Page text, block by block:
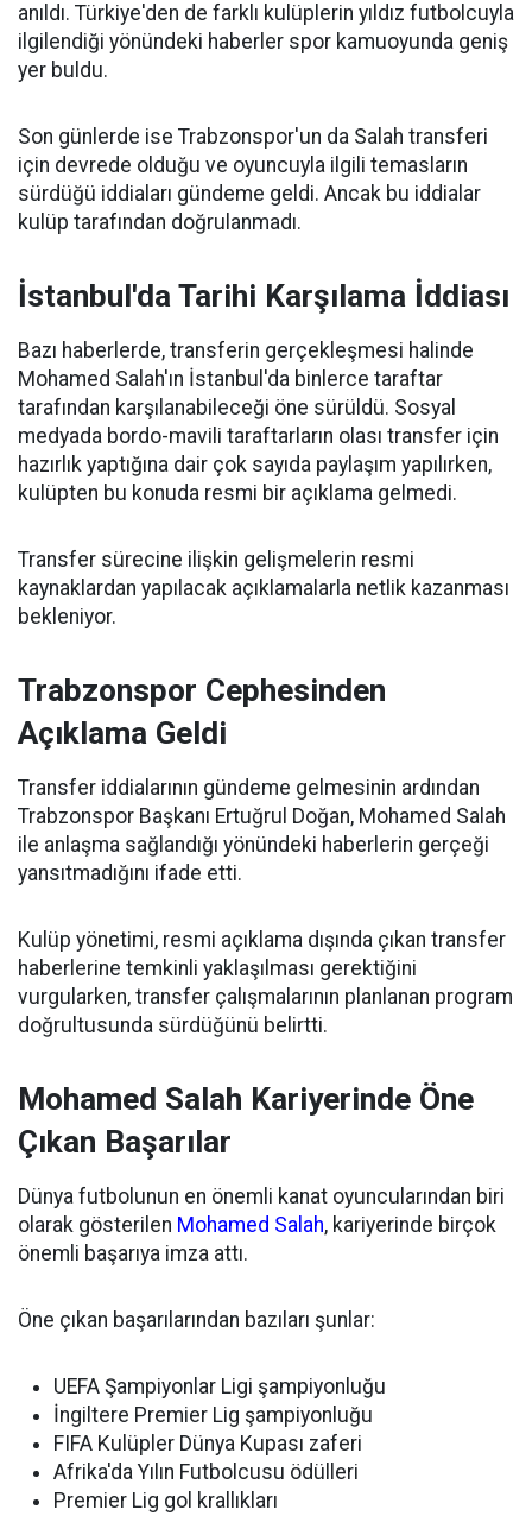
anıldı. Türkiye'den de farklı kulüplerin yıldız futbolcuyla
ilgilendiği yönündeki haberler spor kamuoyunda geniş
yer buldu.
Son günlerde ise Trabzonspor'un da Salah transferi
için devrede olduğu ve oyuncuyla ilgili temasların
sürdüğü iddiaları gündeme geldi. Ancak bu iddialar
kulüp tarafından doğrulanmadı.
İstanbul'da Tarihi Karşılama İddiası
Bazı haberlerde, transferin gerçekleşmesi halinde
Mohamed Salah'ın İstanbul'da binlerce taraftar
tarafından karşılanabileceği öne sürüldü. Sosyal
medyada bordo-mavili taraftarların olası transfer için
hazırlık yaptığına dair çok sayıda paylaşım yapılırken,
kulüpten bu konuda resmi bir açıklama gelmedi.
Transfer sürecine ilişkin gelişmelerin resmi
kaynaklardan yapılacak açıklamalarla netlik kazanması
bekleniyor.
Trabzonspor Cephesinden
Açıklama Geldi
Transfer iddialarının gündeme gelmesinin ardından
Trabzonspor Başkanı Ertuğrul Doğan, Mohamed Salah
ile anlaşma sağlandığı yönündeki haberlerin gerçeği
yansıtmadığını ifade etti.
Kulüp yönetimi, resmi açıklama dışında çıkan transfer
haberlerine temkinli yaklaşılması gerektiğini
vurgularken, transfer çalışmalarının planlanan program
doğrultusunda sürdüğünü belirtti.
Mohamed Salah Kariyerinde Öne
Çıkan Başarılar
Dünya futbolunun en önemli kanat oyuncularından biri
olarak gösterilen Mohamed Salah, kariyerinde birçok
önemli başarıya imza attı.
Öne çıkan başarılarından bazıları şunlar:
UEFA Şampiyonlar Ligi şampiyonluğu
İngiltere Premier Lig şampiyonluğu
FIFA Kulüpler Dünya Kupası zaferi
Afrika'da Yılın Futbolcusu ödülleri
Premier Lig gol krallıkları